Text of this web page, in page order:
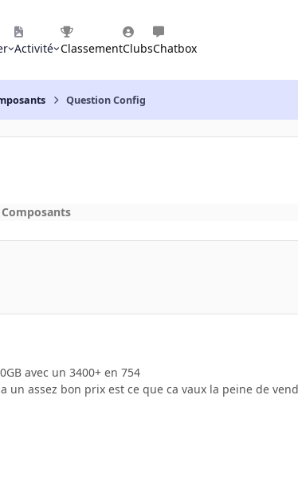
Activité ClassementClubsChatbox
Question Config
avec un 3400+ en 754
un assez bon prix est ce que ca vaux la peine de